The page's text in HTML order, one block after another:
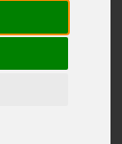
en general